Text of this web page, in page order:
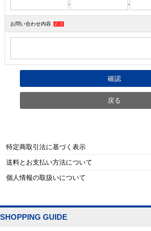
- -
お問い合わせ内容 必須
特定商取引法に基づく表示
送料とお支払い方法について
個人情報の取扱いについて
SHOPPING GUIDE